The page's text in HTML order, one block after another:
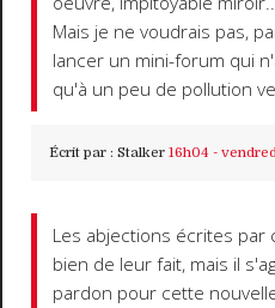
Mais je ne voudrais pas,
lancer un mini-forum qui
qu'à un peu de pollution
Écrit par : Stalker 16h04-
Les abjections écrites
bien de leur fait, mais il
pardon pour cette